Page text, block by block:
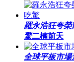
羅永浩狂夸榮
驚二楠前天
全球平板市場